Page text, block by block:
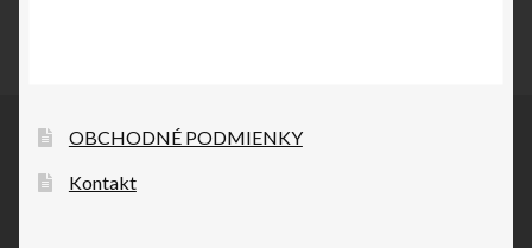
OBCHODNÉ PODMIENKY
Kontakt